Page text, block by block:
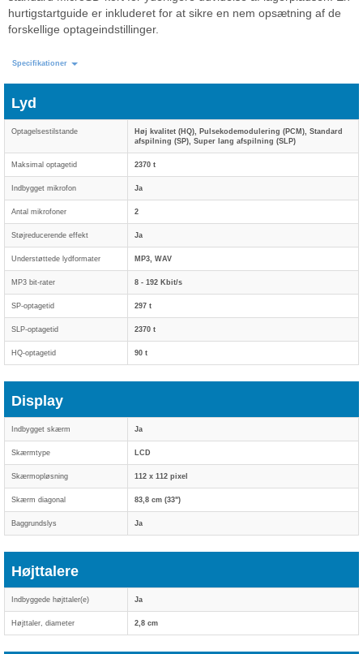
hurtigstartguide er inkluderet for at sikre en nem opsætning af de
forskellige optageindstillinger.
Specifikationer
Lyd
Optagelsestilstande
Høj kvalitet (HQ), Pulsekodemodulering (PCM), Standard
afspilning (SP), Super lang afspilning (SLP)
Maksimal optagetid 2370 t
Indbygget mikrofon Ja
Antal mikrofoner 2
Støjreducerende effekt Ja
Understøttede lydformater MP3, WAV
MP3 bit-rater 8 - 192 Kbit/s
SP-optagetid 297 t
SLP-optagetid 2370 t
HQ-optagetid 90 t
Display
Indbygget skærm Ja
Skærmtype LCD
Skærmopløsning 112 x 112 pixel
Skærm diagonal 83,8 cm (33")
Baggrundslys Ja
Højttalere
Indbyggede højttaler(e) Ja
Højttaler, diameter 2,8 cm